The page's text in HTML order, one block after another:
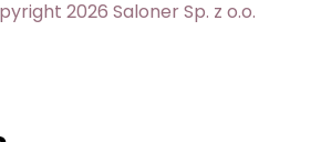
2026 Saloner Sp. z o.o.